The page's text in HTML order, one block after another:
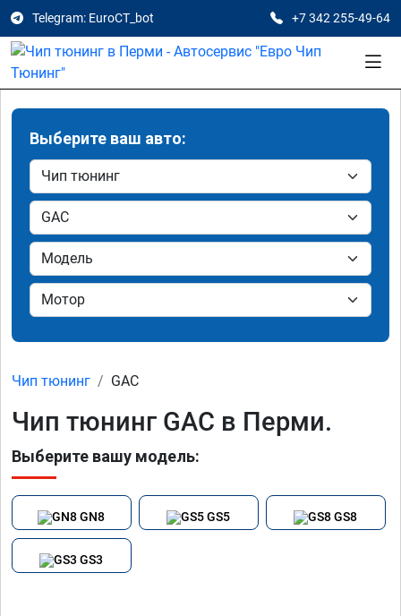
Telegram: EuroCT_bot +7 342 255-49-64
Выберите ваш авто:
Чип тюнинг GAC
Чип тюнинг GAC в Перми.
Выберите вашу модель:
GN8 GS5 GS8
GS3